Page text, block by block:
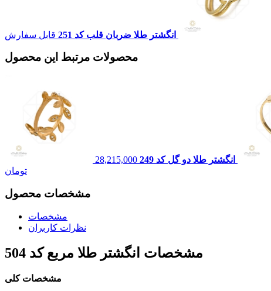
انگشتر طلا ضربان قلب کد 251 قابل سفارش
محصولات مرتبط این محصول
انگشتر طلا دو گل کد 249
28,215,000
تومان
مشخصات محصول
مشخصات
نظرات کاربران
مشخصات انگشتر طلا مربع کد 504
مشخصات کلی